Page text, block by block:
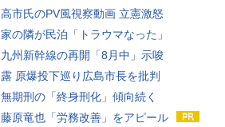
高市氏のPV風視察動画 立憲激怒
家の隣が民泊「トラウマなった」
九州新幹線の再開「8月中」示唆
露 原爆投下巡り広島市長を批判
無期刑の「終身刑化」傾向続く
藤原竜也「労務改善」をアピール